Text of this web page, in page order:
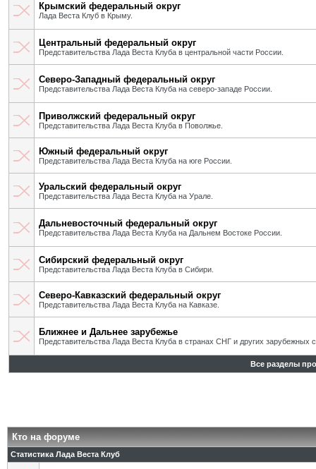
Крымский федеральный округ
Лада Веста Клуб в Крыму.
Центральный федеральный округ
Представительства Лада Веста Клуба в центральной части России.
Северо-Западный федеральный округ
Представительства Лада Веста Клуба на северо-западе России.
Приволжский федеральный округ
Представительства Лада Веста Клуба в Поволжье.
Южный федеральный округ
Представительства Лада Веста Клуба на юге России.
Уральский федеральный округ
Представительства Лада Веста Клуба на Урале.
Дальневосточный федеральный округ
Представительства Лада Веста Клуба на Дальнем Востоке России.
Сибирский федеральный округ
Представительства Лада Веста Клуба в Сибири.
Северо-Кавказский федеральный округ
Представительства Лада Веста Клуба на Кавказе.
Ближнее и Дальнее зарубежье
Представительства Лада Веста Клуба в странах СНГ и других зарубежных
Все разделы
Кто на форуме
Статистика Лада Веста Клуб